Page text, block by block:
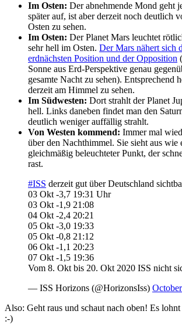
Im Osten: Der abnehmende Mond geht
später auf, ist aber derzeit noch deutlich
Osten zu sehen.
Im Osten: Der Planet Mars leuchtet
sehr hell im Osten. Der Mars nähert sich
erdnächsten Position und der Opposition
Sonne aus Erd-Perspektive genau
gesamte Nacht zu sehen). Entsprechend
derzeit am Himmel zu sehen.
Im Südwesten: Dort strahlt der Planet
hell. Links daneben findet man den
deutlich weniger auffällig strahlt.
Von Westen kommend: Immer mal
über den Nachthimmel. Sie sieht aus wie
gleichmäßig beleuchteter Punkt, der
rast.
#ISS derzeit gut über Deutschland
03 Okt -3,7 19:31 Uhr
03 Okt -1,9 21:08
04 Okt -2,4 20:21
05 Okt -3,0 19:33
05 Okt -0,8 21:12
06 Okt -1,1 20:23
07 Okt -1,5 19:36
Vom 8. Okt bis 20. Okt 2020 ISS nicht
— ISS Horizons (@HorizonsIss)
Also: Geht raus und schaut nach oben! Es
:-)